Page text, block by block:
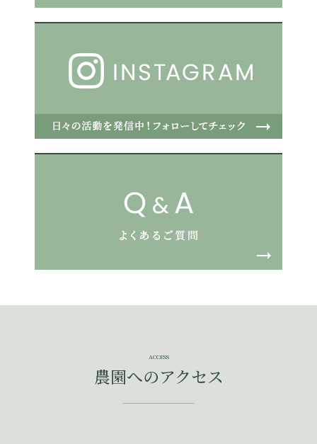
ACCESS
農園へのアクセス